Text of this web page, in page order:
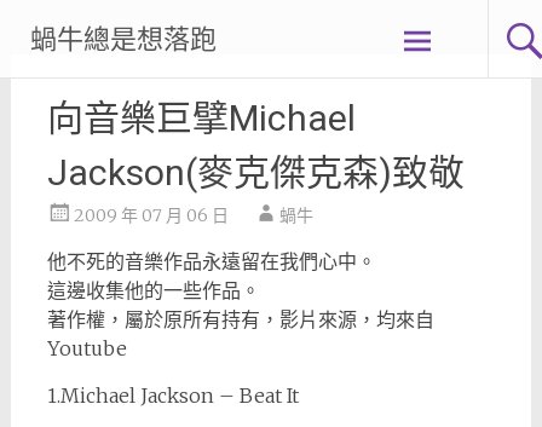
content
蝸牛總是想落跑
向音樂巨擘Michael
Jackson(麥克傑克森)致敬
2009 年 07 月 06 日 蝸牛
他不死的音樂作品永遠留在我們心中。
這邊收集他的一些作品。
著作權，屬於原所有持有，影片來源，均來自
Youtube
1.Michael Jackson – Beat It